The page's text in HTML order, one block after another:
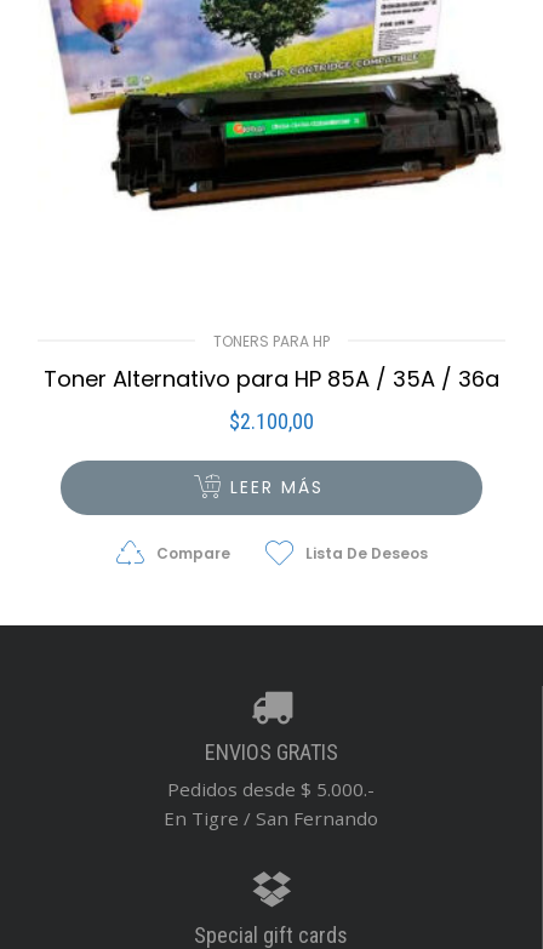
TONERS PARA HP
Toner Alternativo para HP 85A / 35A / 36a
$2.100,00
LEER MÁS
Compare Lista De Deseos
ENVIOS GRATIS
Pedidos desde $ 5.000.-
En Tigre / San Fernando
Special gift cards